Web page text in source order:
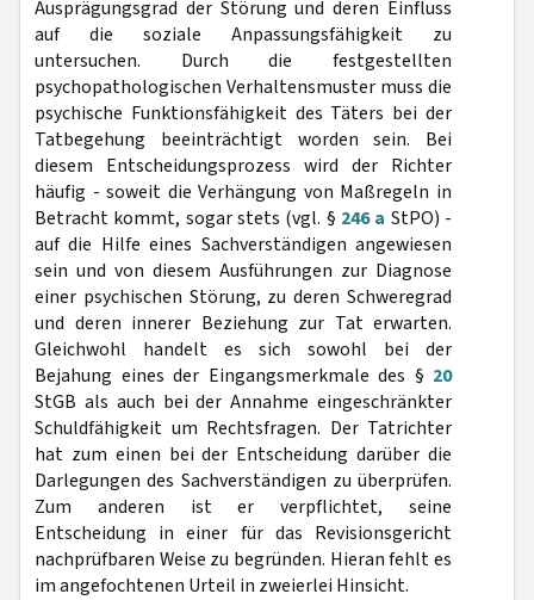
Ausprägungsgrad der Störung und deren Einfluss
auf die soziale Anpassungsfähigkeit zu
untersuchen. Durch die festgestellten
psychopathologischen Verhaltensmuster muss die
psychische Funktionsfähigkeit des Täters bei der
Tatbegehung beeinträchtigt worden sein. Bei
diesem Entscheidungsprozess wird der Richter
häufig - soweit die Verhängung von Maßregeln in
Betracht kommt, sogar stets (vgl. § 246 a StPO) -
auf die Hilfe eines Sachverständigen angewiesen
sein und von diesem Ausführungen zur Diagnose
einer psychischen Störung, zu deren Schweregrad
und deren innerer Beziehung zur Tat erwarten.
Gleichwohl handelt es sich sowohl bei der
Bejahung eines der Eingangsmerkmale des § 20
StGB als auch bei der Annahme eingeschränkter
Schuldfähigkeit um Rechtsfragen. Der Tatrichter
hat zum einen bei der Entscheidung darüber die
Darlegungen des Sachverständigen zu überprüfen.
Zum anderen ist er verpflichtet, seine
Entscheidung in einer für das Revisionsgericht
nachprüfbaren Weise zu begründen. Hieran fehlt es
im angefochtenen Urteil in zweierlei Hinsicht.